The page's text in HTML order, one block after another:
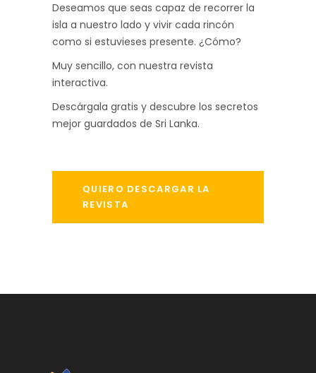
Deseamos que seas capaz de recorrer la
isla a nuestro lado y vivir cada rincón
como si estuvieses presente. ¿Cómo?
Muy sencillo, con nuestra revista
interactiva.
Descárgala gratis y descubre los secretos
mejor guardados de Sri Lanka.
QUIERO DESCARGAR LA
REVISTA